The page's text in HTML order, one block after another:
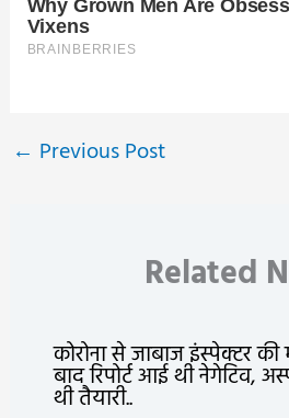
← Previous Post
Related
कोरोना से जाबाज इंस्पेक्टर
बाद रिपोर्ट आई थी नेगेटिव,
थी तैयारी..